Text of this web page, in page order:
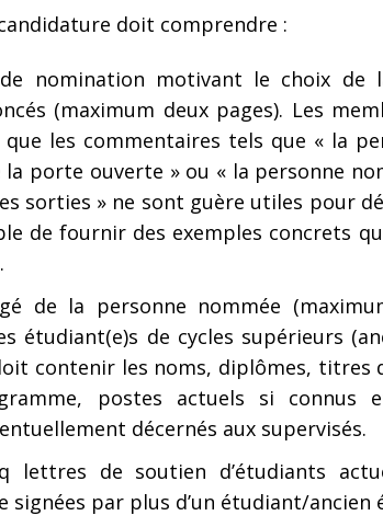
doit comprendre :
nomination motivant le choix de
(maximum deux pages). Les
les commentaires tels que « la
porte ouverte » ou « la personne
sorties » ne sont guère utiles pour
de fournir des exemples concrets
de la personne nommée
étudiant(e)s de cycles supérieurs
contenir les noms, diplômes, titres
postes actuels si connus
décernés aux supervisés.
lettres de soutien d’étudiants
signées par plus d’un étudiant/ancien